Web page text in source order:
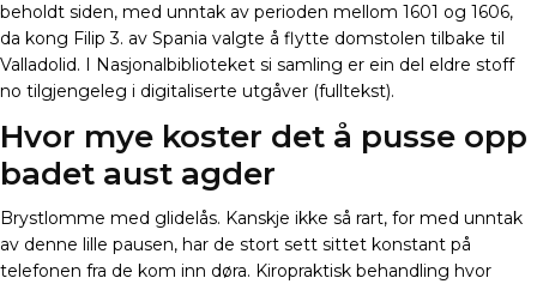
beholdt siden, med unntak av perioden mellom 1601 og 1606,
da kong Filip 3. av Spania valgte å flytte domstolen tilbake til
Valladolid. I Nasjonalbiblioteket si samling er ein del eldre stoff
no tilgjengeleg i digitaliserte utgåver (fulltekst).
Hvor mye koster det å pusse opp
badet aust agder
Brystlomme med glidelås. Kanskje ikke så rart, for med unntak
av denne lille pausen, har de stort sett sittet konstant på
telefonen fra de kom inn døra. Kiropraktisk behandling hvor